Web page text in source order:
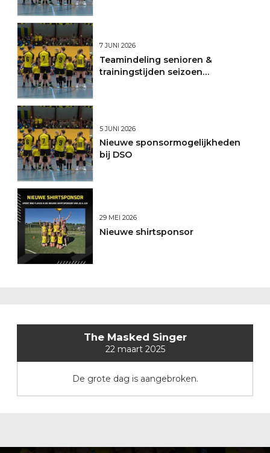
7 JUNI 2026
Teamindeling senioren &
trainingstijden seizoen
5 JUNI 2026
Nieuwe sponsormogelijkheden
bij DSO
29 MEI 2026
Nieuwe shirtsponsor
The Masked Singer
22 maart 2025
De grote dag is aangebroken.